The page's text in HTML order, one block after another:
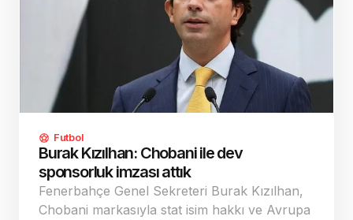
Futbol
Burak Kızılhan: Chobani ile dev
sponsorluk imzası attık
Fenerbahçe Genel Sekreteri Burak Kızılhan,
Chobani markasıyla stat isim hakkı ve Avrupa